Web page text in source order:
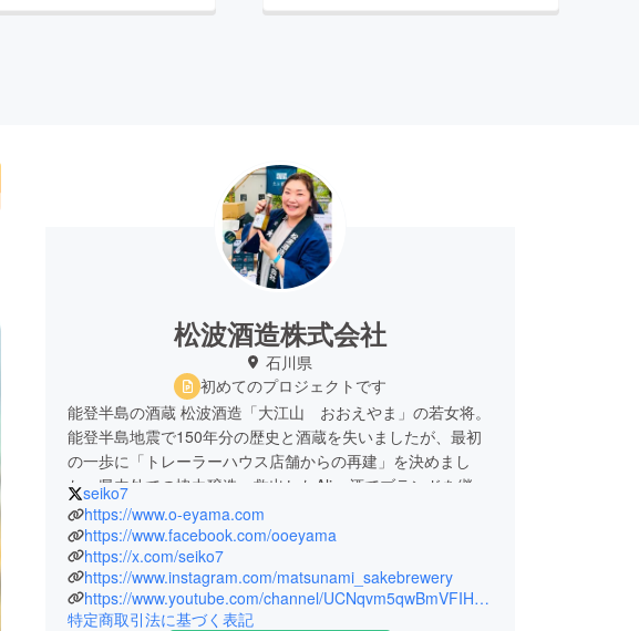
松波酒造株式会社
石川県
初めてのプロジェクトです
能登半島の酒蔵 松波酒造「大江山 おおえやま」の若女将。
能登半島地震で150年分の歴史と酒蔵を失いましたが、最初
の一歩に「トレーラーハウス店舗からの再建」を決めまし
た。県内外での協力醸造・救出したAlive酒でブランドを継
続。「楽しい乾杯がご縁をつなぐ」と信じて今の状況から酒
蔵再建の長距離走を一緒に楽しんでほしいです。
seiko7
https://www.o-eyama.com
https://www.facebook.com/ooeyama
https://x.com/seiko7
https://www.instagram.com/matsunami_sakebrewery
https://www.youtube.com/channel/UCNqvm5qwBmVFIHXvnxCDRww
特定商取引法に基づく表記